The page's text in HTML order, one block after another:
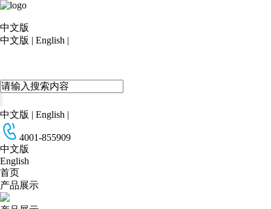
中文版
中文版 | English |
中文版 | English |
4001-855909
中文版
English
首页
产品展示